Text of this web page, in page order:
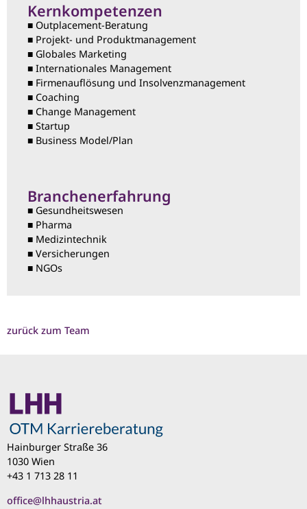
Kernkompetenzen
■ Outplacement-Beratung
■ Projekt- und Produktmanagement
■ Globales Marketing
■ Internationales Management
■ Firmenauflösung und Insolvenzmanagement
■ Coaching
■ Change Management
■ Startup
■ Business Model/Plan
Branchenerfahrung
■ Gesundheitswesen
■ Pharma
■ Medizintechnik
■ Versicherungen
■ NGOs
zurück zum Team
Hainburger Straße 36
1030 Wien
+43 1 713 28 11
office@lhhaustria.at